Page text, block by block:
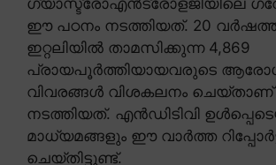
ഗ്യാസ്ട്രോഎൻട്രോളജിയിലെ
ഈ പഠനം നടത്തിയത്. 20
ഇറ്റലിയിൽ താമസിക്കുന്ന 4,869
പ്രായപൂർത്തിയായവരുടെ
വിവരങ്ങൾ വിശകലനം ചെയ്താണ്
നടത്തിയത്. എൻഡിടിവി
മാധ്യമങ്ങളും ഈ വാർത്ത
ചെയ്തിട്ടുണ്ട്.